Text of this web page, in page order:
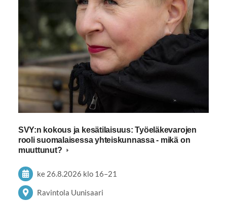
SVY:n kokous ja kesätilaisuus: Työeläkevarojen
rooli suomalaisessa yhteiskunnassa - mikä on
muuttunut?
ke 26.8.2026 klo 16–21
Ravintola Uunisaari